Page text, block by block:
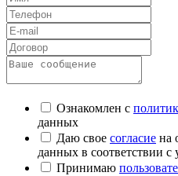
Ознакомлен с
данных
Даю свое согласие на
данных в соответствии
Принимаю